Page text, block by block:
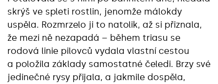
skrýš ve spleti rostlin, jenomže málokdy
uspěla. Rozmrzelo ji to natolik, až si přiznala,
že mezi ně nezapadá – během triasu se
rodová linie pilovců vydala vlastní cestou
a položila základy samostatné čeledi. Brzy své
jedinečné rysy přijala, a jakmile dospěla,